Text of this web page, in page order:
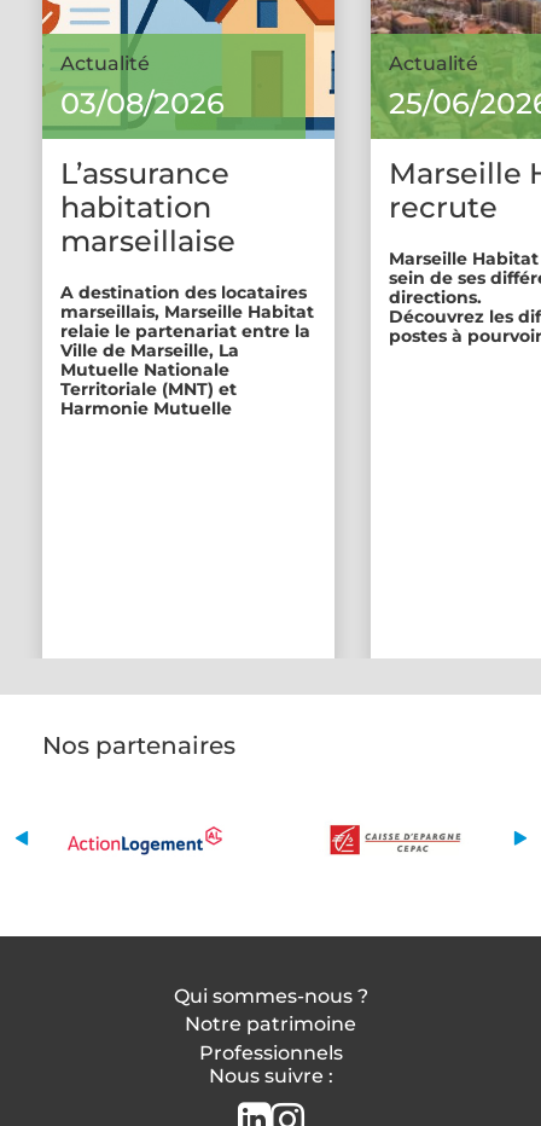
Actualité
03/08/2026
L’assurance
habitation
marseillaise
A destination des locataires
marseillais, Marseille Habitat
relaie le partenariat entre la
Ville de Marseille, La
Mutuelle Nationale
Territoriale (MNT) et
Harmonie Mutuelle
Actualité
25/06/
Marseille
recrute
Marseille
sein de ses
directions.
Découvrez les
postes à
Nos partenaires
Qui sommes-nous ?
Notre patrimoine
Professionnels
Nous suivre :